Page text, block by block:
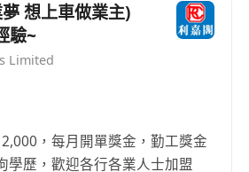
想上車做業主)
驗~
Limited
，每月開單獎金，勤工獎金
學歷，歡迎各行各業人士加盟